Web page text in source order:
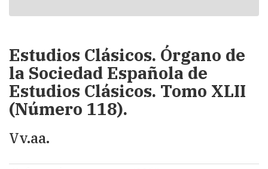
Estudios Clásicos. Órgano de
la Sociedad Española de
Estudios Clásicos. Tomo XLII
(Número 118).
Vv.aa.